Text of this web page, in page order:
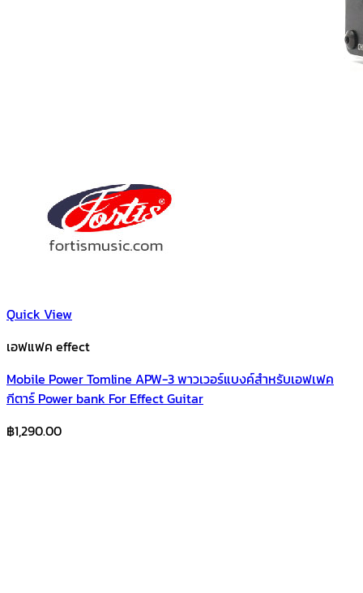
Quick View
เอฟแฟค effect
Mobile Power Tomline APW-3 พาวเวอร์แบงค์สำหรับเอฟเฟค
กีตาร์ Power bank For Effect Guitar
฿1,290.00